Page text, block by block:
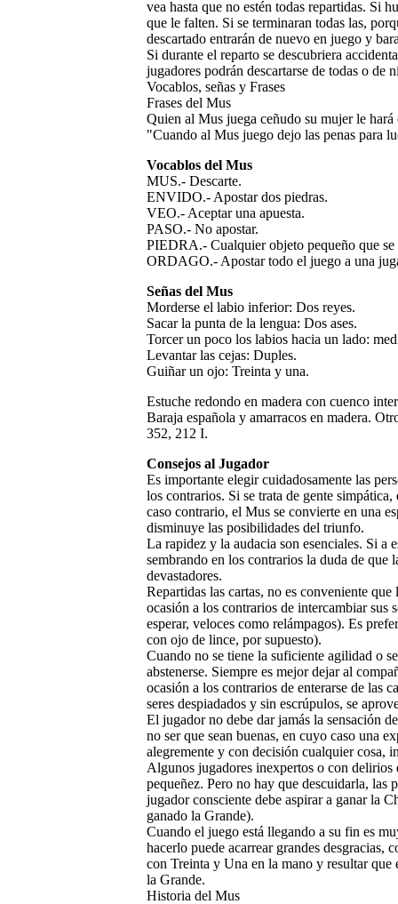
vea hasta que no estén todas repartidas. Si
que le falten. Si se terminaran todas las,
descartado entrarán de nuevo en juego y
Si durante el reparto se descubriera
jugadores podrán descartarse de todas o de
Vocablos, señas y Frases
Frases del Mus
Quien al Mus juega ceñudo su mujer le hará
"Cuando al Mus juego dejo las penas para
Vocablos del Mus
MUS.- Descarte.
ENVIDO.- Apostar dos piedras.
VEO.- Aceptar una apuesta.
PASO.- No apostar.
PIEDRA.- Cualquier objeto pequeño que
ORDAGO.- Apostar todo el juego a una
Señas del Mus
Morderse el labio inferior: Dos reyes.
Sacar la punta de la lengua: Dos ases.
Torcer un poco los labios hacia un lado:
Levantar las cejas: Duples.
Guiñar un ojo: Treinta y una.
Estuche redondo en madera con cuenco
Baraja española y amarracos en madera.
352, 212 I.
Consejos al Jugador
Es importante elegir cuidadosamente las
los contrarios. Si se trata de gente
caso contrario, el Mus se convierte en una
disminuye las posibilidades del triunfo.
La rapidez y la audacia son esenciales. Si a
sembrando en los contrarios la duda de que
devastadores.
Repartidas las cartas, no es conveniente
ocasión a los contrarios de intercambiar sus
esperar, veloces como relámpagos). Es
con ojo de lince, por supuesto).
Cuando no se tiene la suficiente agilidad o
abstenerse. Siempre es mejor dejar al
ocasión a los contrarios de enterarse de las
seres despiadados y sin escrúpulos, se
El jugador no debe dar jamás la sensación
no ser que sean buenas, en cuyo caso una
alegremente y con decisión cualquier cosa,
Algunos jugadores inexpertos o con delirios
pequeñez. Pero no hay que descuidarla,
jugador consciente debe aspirar a ganar la
ganado la Grande).
Cuando el juego está llegando a su fin es
hacerlo puede acarrear grandes desgracias,
con Treinta y Una en la mano y resultar
la Grande.
Historia del Mus